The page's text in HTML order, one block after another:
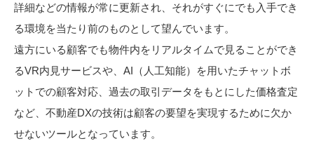
詳細などの情報が常に更新され、それがすぐにでも入手でき
る環境を当たり前のものとして望んでいます。
遠方にいる顧客でも物件内をリアルタイムで見ることができ
るVR内見サービスや、AI（人工知能）を用いたチャットボ
ットでの顧客対応、過去の取引データをもとにした価格査定
など、不動産DXの技術は顧客の要望を実現するために欠か
せないツールとなっています。